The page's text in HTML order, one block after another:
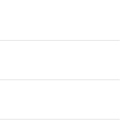
なられても、お断りさせてい
です。（予約のない乗下車地
のシートベルト着用が困難な
乗下車地をお取りすることが